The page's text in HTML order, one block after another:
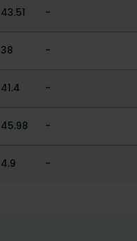
43.51 -
38 -
41.4 -
45.98 -
4.9 -